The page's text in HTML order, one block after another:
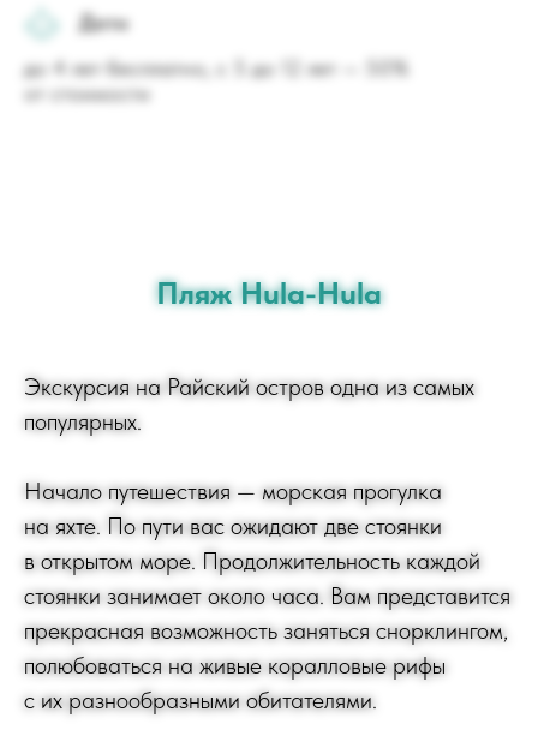
Дети
до 4 лет бесплатно, с 5 до 12 лет — 50%
от стоимости
Пляж Hula-Hula
Экскурсия на Райский остров одна из самых
популярных.
Начало путешествия — морская прогулка
на яхте. По пути вас ожидают две стоянки
в открытом море. Продолжительность каждой
стоянки занимает около часа. Вам представится
прекрасная возможность заняться снорклингом,
полюбоваться на живые коралловые рифы
с их разнообразными обитателями.